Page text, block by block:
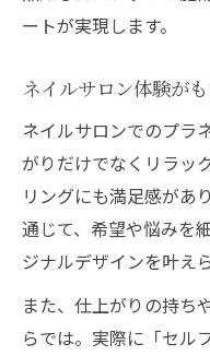
ートが実現します。
ネイルサロン体験が
ネイルサロンでのプラ
がりだけでなくリラッ
リングにも満足感があ
通じて、希望や悩みを
ジナルデザインを叶え
また、仕上がりの持ち
らでは。実際に「セル